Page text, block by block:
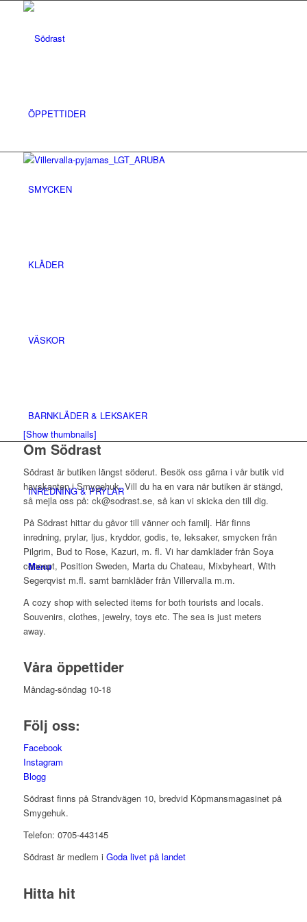
ÖPPETTIDER
SMYCKEN
KLÄDER
VÄSKOR
BARNKLÄDER & LEKSAKER
INREDNING & PRYLAR
Menu
[Show thumbnails]
Om Södrast
Södrast är butiken längst söderut. Besök oss gärna i vår butik vid
havskanten i Smygehuk. Vill du ha en vara när butiken är stängd,
så mejla oss på: ck@sodrast.se, så kan vi skicka den till dig.
På Södrast hittar du gåvor till vänner och familj. Här finns
inredning, prylar, ljus, kryddor, godis, te, leksaker, smycken från
Pilgrim, Bud to Rose, Kazuri, m. fl. Vi har damkläder från Soya
concept, Position Sweden, Marta du Chateau, Mixbyheart, With
Segerqvist m.fl. samt barnkläder från Villervalla m.m.
A cozy shop with selected items for both tourists and locals.
Souvenirs, clothes, jewelry, toys etc. The sea is just meters
away.
Våra öppettider
Måndag-söndag 10-18
Följ oss:
Facebook
Instagram
Blogg
Södrast finns på Strandvägen 10, bredvid Köpmansmagasinet på
Smygehuk.
Telefon: 0705-443145
Södrast är medlem i Goda livet på landet
Hitta hit